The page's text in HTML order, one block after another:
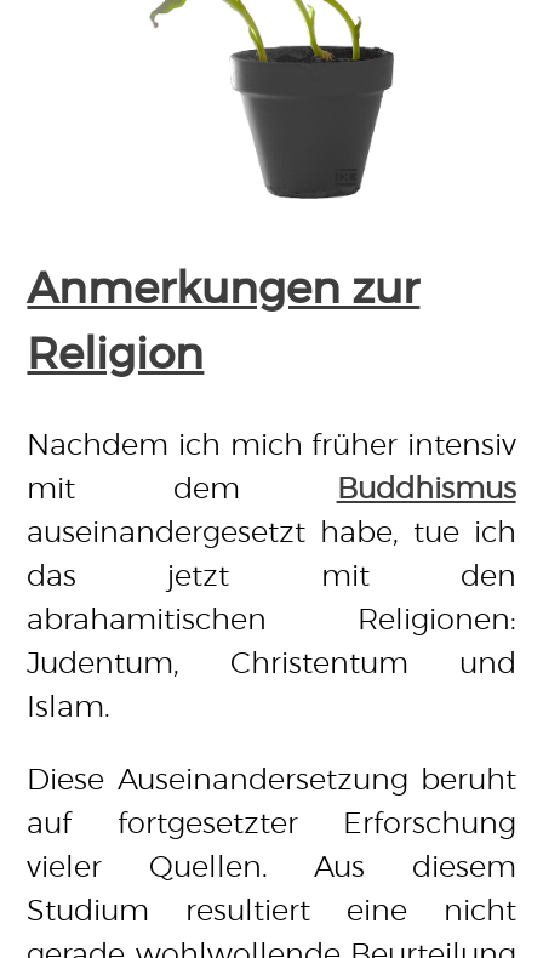
Anmerkungen zur
Religion
Nachdem ich mich früher intensiv
mit dem
Buddhismus
auseinandergesetzt habe, tue ich
das jetzt mit den
abrahamitischen Religionen:
Judentum, Christentum und
Islam.
Diese Auseinandersetzung beruht
auf fortgesetzter Erforschung
vieler Quellen. Aus diesem
Studium resultiert eine nicht